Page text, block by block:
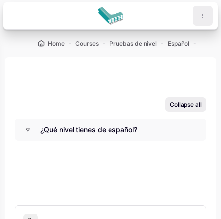
Home Courses Pruebas de nivel Español
Collapse all
¿Qué nivel tienes de español?